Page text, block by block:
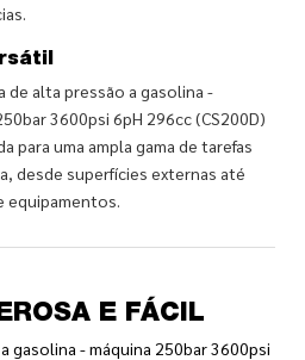
de alta pressão a gasolina -
3600psi 6pH 296cc (CS200D)
para uma ampla gama de tarefas
desde superfícies externas até
equipamentos.
E FÁCIL
gasolina - máquina 250bar 3600psi